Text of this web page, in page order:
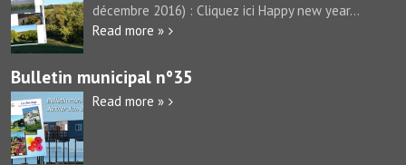
décembre 2016) : Cliquez ici Happy new year...
Read more »
Bulletin municipal n°35
Read more »